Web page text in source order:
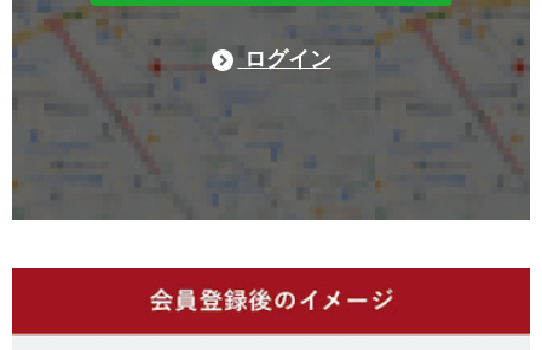
ログイン